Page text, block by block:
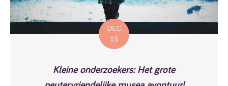
DEC
15
Kleine onderzoekers: Het grote